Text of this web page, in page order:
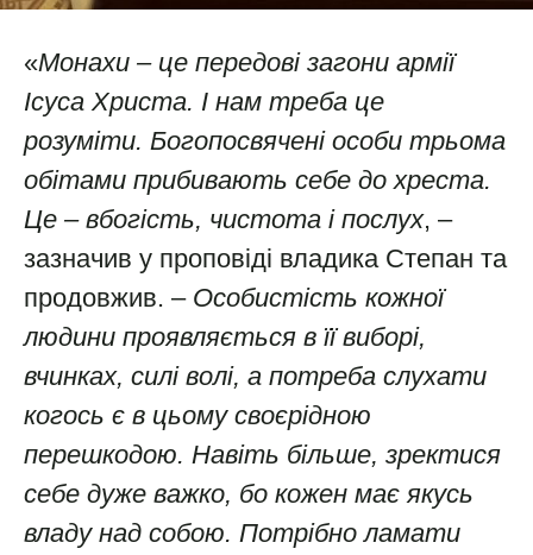
«Монахи – це передові загони армії
Ісуса Христа. І нам треба це
розуміти. Богопосвячені особи трьома
обітами прибивають себе до хреста.
Це – вбогість, чистота і послух, –
зазначив у проповіді владика Степан та
продовжив. – Особистість кожної
людини проявляється в її виборі,
вчинках, силі волі, а потреба слухати
когось є в цьому своєрідною
перешкодою. Навіть більше, зректися
себе дуже важко, бо кожен має якусь
владу над собою. Потрібно ламати